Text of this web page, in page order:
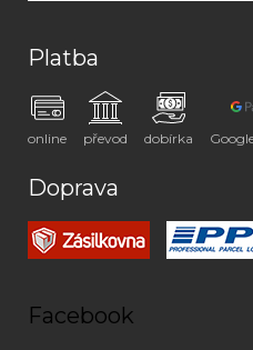
Platba
online převod dobírka
Doprava
Facebook